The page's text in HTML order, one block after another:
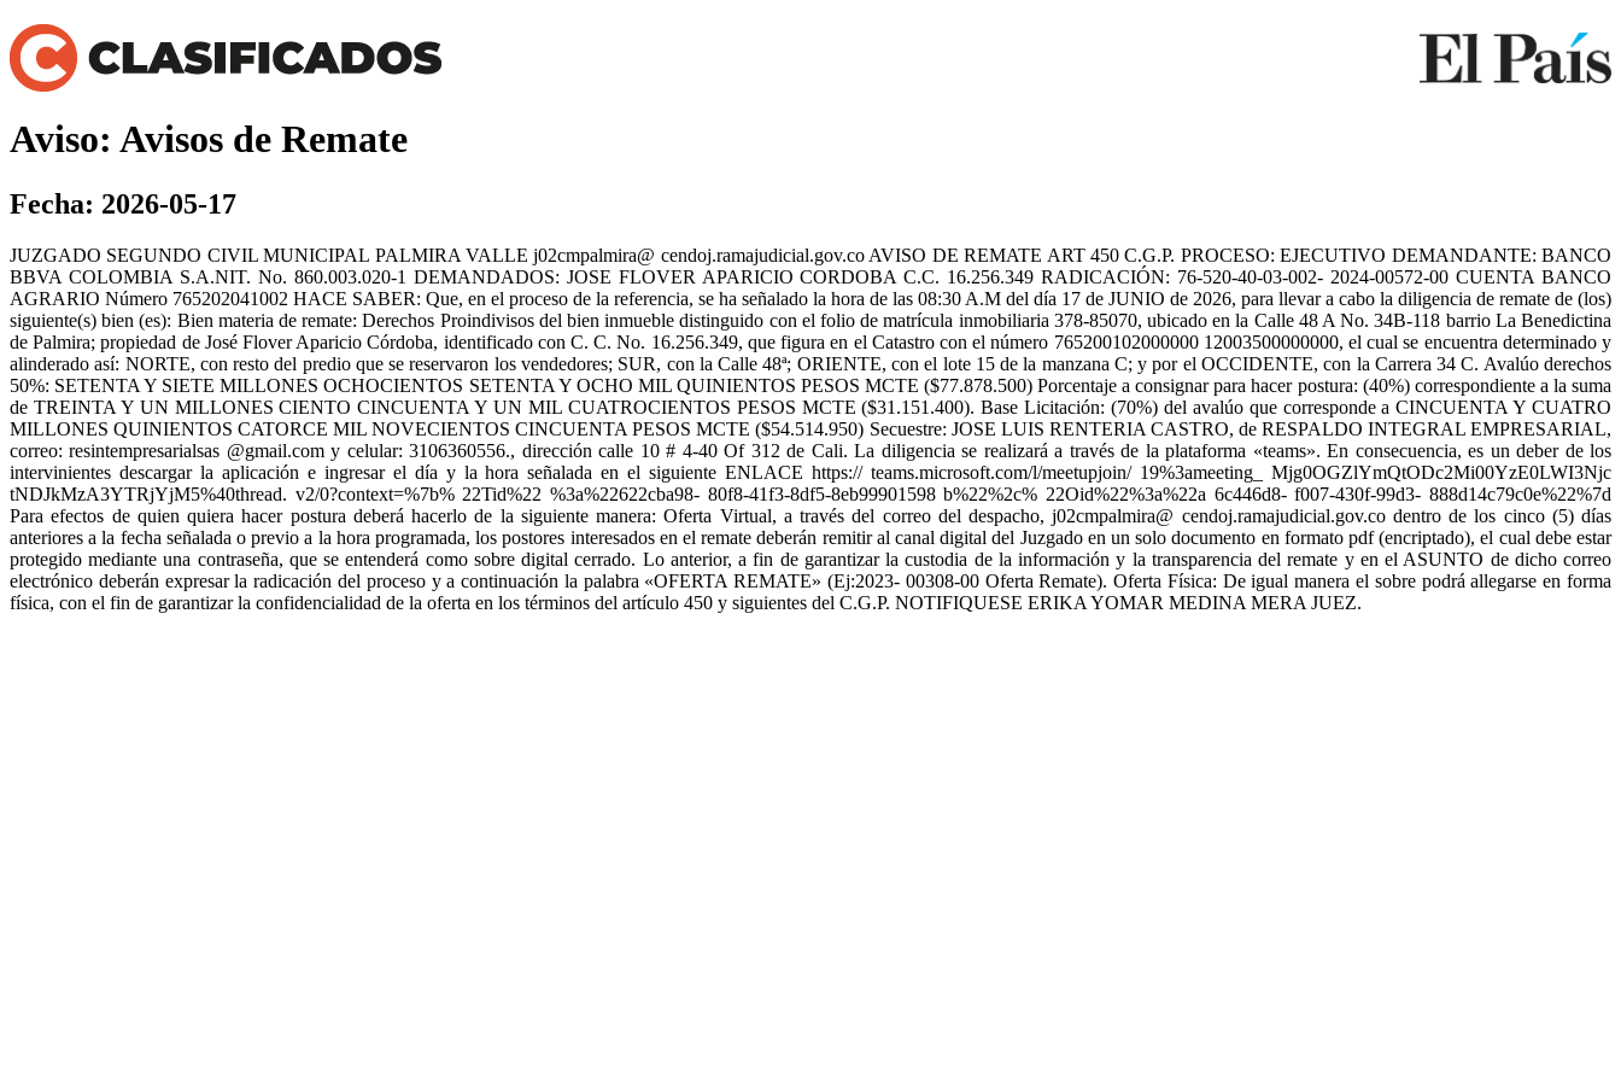
Aviso: Avisos de Remate
Fecha: 2026-05-17
JUZGADO SEGUNDO CIVIL MUNICIPAL PALMIRA VALLE j02cmpalmira@ cendoj.ramajudicial.gov.co AVISO DE REMATE ART 450 C.G.P. PROCESO: EJECUTIVO DEMANDANTE: BANCO
BBVA COLOMBIA S.A.NIT. No. 860.003.020-1 DEMANDADOS: JOSE FLOVER APARICIO CORDOBA C.C. 16.256.349 RADICACIÓN: 76-520-40-03-002- 2024-00572-00 CUENTA BANCO
AGRARIO Número 765202041002 HACE SABER: Que, en el proceso de la referencia, se ha señalado la hora de las 08:30 A.M del día 17 de JUNIO de 2026, para llevar a cabo la diligencia de remate de (los)
siguiente(s) bien (es): Bien materia de remate: Derechos Proindivisos del bien inmueble distinguido con el folio de matrícula inmobiliaria 378-85070, ubicado en la Calle 48 A No. 34B-118 barrio La Benedictina
de Palmira; propiedad de José Flover Aparicio Córdoba, identificado con C. C. No. 16.256.349, que figura en el Catastro con el número 765200102000000 12003500000000, el cual se encuentra determinado y
alinderado así: NORTE, con resto del predio que se reservaron los vendedores; SUR, con la Calle 48ª; ORIENTE, con el lote 15 de la manzana C; y por el OCCIDENTE, con la Carrera 34 C. Avalúo derechos
50%: SETENTA Y SIETE MILLONES OCHOCIENTOS SETENTA Y OCHO MIL QUINIENTOS PESOS MCTE ($77.878.500) Porcentaje a consignar para hacer postura: (40%) correspondiente a la suma
de TREINTA Y UN MILLONES CIENTO CINCUENTA Y UN MIL CUATROCIENTOS PESOS MCTE ($31.151.400). Base Licitación: (70%) del avalúo que corresponde a CINCUENTA Y CUATRO
MILLONES QUINIENTOS CATORCE MIL NOVECIENTOS CINCUENTA PESOS MCTE ($54.514.950) Secuestre: JOSE LUIS RENTERIA CASTRO, de RESPALDO INTEGRAL EMPRESARIAL,
correo: resintempresarialsas @gmail.com y celular: 3106360556., dirección calle 10 # 4-40 Of 312 de Cali. La diligencia se realizará a través de la plataforma «teams». En consecuencia, es un deber de los
intervinientes descargar la aplicación e ingresar el día y la hora señalada en el siguiente ENLACE https:// teams.microsoft.com/l/meetupjoin/ 19%3ameeting_ Mjg0OGZlYmQtODc2Mi00YzE0LWI3Njc
tNDJkMzA3YTRjYjM5%40thread. v2/0?context=%7b% 22Tid%22 %3a%22622cba98- 80f8-41f3-8df5-8eb99901598 b%22%2c% 22Oid%22%3a%22a 6c446d8- f007-430f-99d3- 888d14c79c0e%22%7d
Para efectos de quien quiera hacer postura deberá hacerlo de la siguiente manera: Oferta Virtual, a través del correo del despacho, j02cmpalmira@ cendoj.ramajudicial.gov.co dentro de los cinco (5) días
anteriores a la fecha señalada o previo a la hora programada, los postores interesados en el remate deberán remitir al canal digital del Juzgado en un solo documento en formato pdf (encriptado), el cual debe estar
protegido mediante una contraseña, que se entenderá como sobre digital cerrado. Lo anterior, a fin de garantizar la custodia de la información y la transparencia del remate y en el ASUNTO de dicho correo
electrónico deberán expresar la radicación del proceso y a continuación la palabra «OFERTA REMATE» (Ej:2023- 00308-00 Oferta Remate). Oferta Física: De igual manera el sobre podrá allegarse en forma
física, con el fin de garantizar la confidencialidad de la oferta en los términos del artículo 450 y siguientes del C.G.P. NOTIFIQUESE ERIKA YOMAR MEDINA MERA JUEZ.